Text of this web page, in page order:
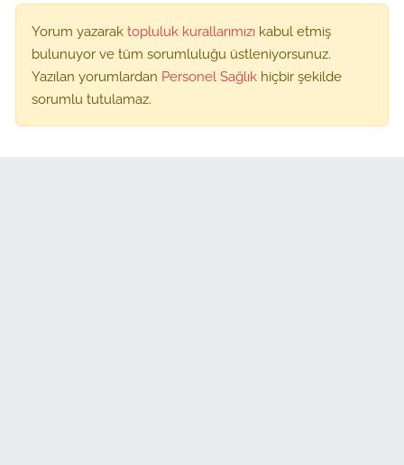
Yorum yazarak topluluk kurallarımızı kabul etmiş
bulunuyor ve tüm sorumluluğu üstleniyorsunuz.
Yazılan yorumlardan Personel Sağlık hiçbir şekilde
sorumlu tutulamaz.